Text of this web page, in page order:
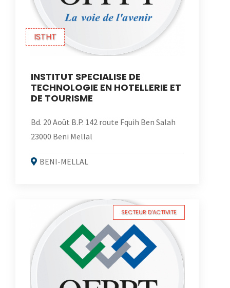
ISTHT
INSTITUT SPECIALISE DE
TECHNOLOGIE EN HOTELLERIE ET
DE TOURISME
Bd. 20 Août B.P. 142 route Fquih Ben Salah
23000 Beni Mellal
BENI-MELLAL
SECTEUR D'ACTIVITE